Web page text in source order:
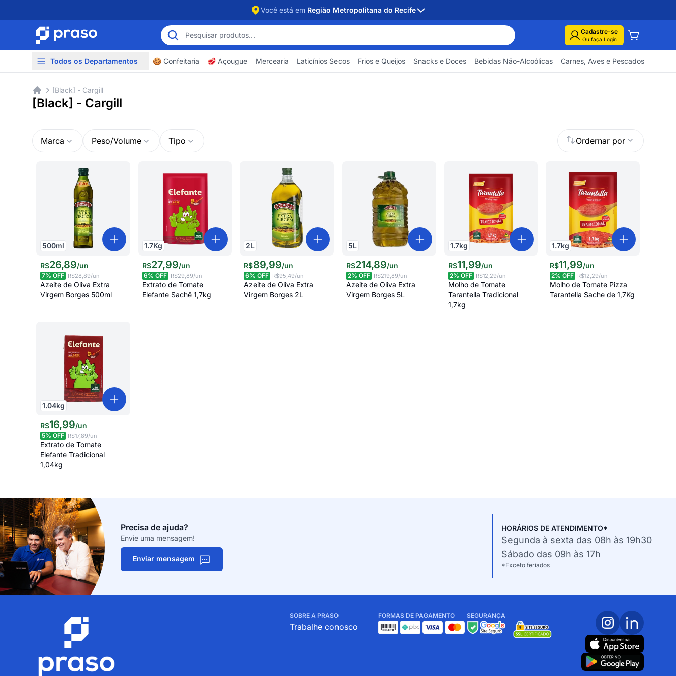
Você está em Região Metropolitana do Recife
Cadastre-se
Ou faça Login
Todos os Departamentos 🍪 Confeitaria 🥩 Açougue Mercearia Laticínios Secos Frios e Queijos Snacks e Doces Bebidas Não-Alcoólicas Carnes, Aves e Pescados
[Black] - Cargill
[Black] - Cargill
Marca Peso/Volume Tipo Ordernar por
500ml
R$26,89/un
7% OFF R$28,89/un
Azeite de Oliva Extra
Virgem Borges 500ml
1.7Kg
R$27,99/un
6% OFF R$29,89/un
Extrato de Tomate
Elefante Sachê 1,7kg
2L
R$89,99/un
6% OFF R$95,49/un
Azeite de Oliva Extra
Virgem Borges 2L
5L
R$214,89/un
2% OFF R$219,89/un
Azeite de Oliva Extra
Virgem Borges 5L
1.7kg
R$11,99/un
2% OFF R$12,29/un
Molho de Tomate
Tarantella Tradicional
1,7kg
1.7kg
R$11,99/un
2% OFF R$12,29/un
Molho de Tomate Pizza
Tarantella Sache de 1,7Kg
1.04kg
R$16,99/un
5% OFF R$17,89/un
Extrato de Tomate
Elefante Tradicional
1,04kg
Precisa de ajuda?
Envie uma mensagem!
Enviar mensagem
HORÁRIOS DE ATENDIMENTO*
Segunda à sexta das 08h às 19h30
Sábado das 09h às 17h
*Exceto feriados
SOBRE A PRASO
Trabalhe conosco
FORMAS DE PAGAMENTO SEGURANÇA